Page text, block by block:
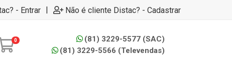
- Entrar | Não é cliente Distac? - Cadastrar
0
(81) 3229-5577 (SAC)
(81) 3229-5566 (Televendas)